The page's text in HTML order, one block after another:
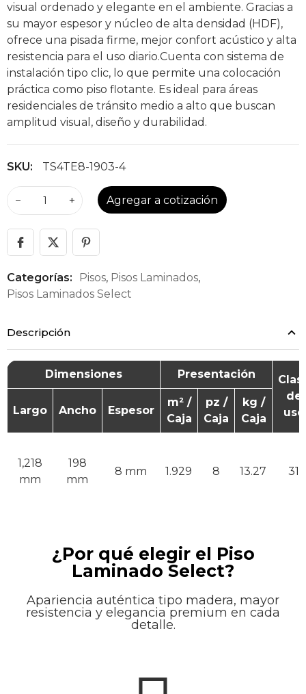
visual ordenado y elegante en el ambiente. Gracias a
su mayor espesor y núcleo de alta densidad (HDF),
ofrece una pisada firme, mejor confort acústico y alta
resistencia para el uso diario.Cuenta con sistema de
instalación tipo clic, lo que permite una colocación
práctica como piso flotante. Es ideal para áreas
residenciales de tránsito medio a alto que buscan
amplitud visual, diseño y durabilidad.
SKU: TS4TE8-1903-4
− + Agregar a cotización
Categorías: Pisos, Pisos Laminados,
Pisos Laminados Select
Descripción
Dimensiones Presentación
de
uso
Largo Ancho Espesor
m² /
Caja
pz /
Caja
kg /
Caja
1,218
mm
198
mm
8 mm 1.929 8 13.27 31
¿Por qué elegir el Piso
Laminado Select?
Apariencia auténtica tipo madera, mayor
resistencia y elegancia premium en cada
detalle.